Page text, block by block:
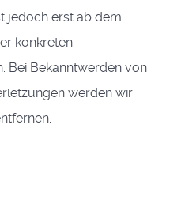
jedoch erst ab dem
konkreten
Bei Bekanntwerden von
werden wir